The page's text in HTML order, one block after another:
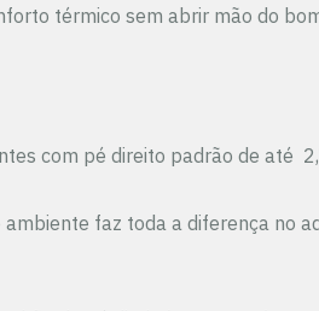
térmico sem abrir mão do
com pé direito padrão de até
faz toda a diferença